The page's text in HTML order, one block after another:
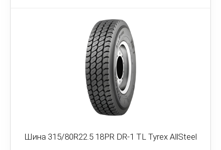
Шина 315/80R22.5 18PR DR-1 TL Tyrex AllSteel